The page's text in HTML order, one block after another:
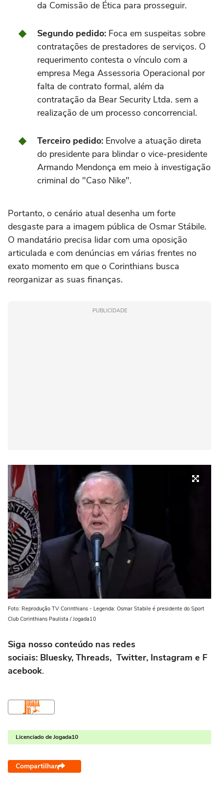
da Comissão de Ética para prosseguir.
Segundo pedido: Foca em suspeitas sobre
contratações de prestadores de serviços. O
requerimento contesta o vínculo com a
empresa Mega Assessoria Operacional por
falta de contrato formal, além da
contratação da Bear Security Ltda. sem a
realização de um processo concorrencial.
Terceiro pedido: Envolve a atuação direta
do presidente para blindar o vice-presidente
Armando Mendonça em meio à investigação
criminal do "Caso Nike".
Portanto, o cenário atual desenha um forte
desgaste para a imagem pública de Osmar Stábile.
O mandatário precisa lidar com uma oposição
articulada e com denúncias em várias frentes no
exato momento em que o Corinthians busca
reorganizar as suas finanças.
PUBLICIDADE
Foto: Reprodução TV Corinthians - Legenda: Osmar Stabile é presidente do Sport
Club Corinthians Paulista / Jogada10
Siga nosso conteúdo nas redes
sociais: Bluesky, Threads, Twitter, Instagram e F
acebook.
Licenciado de Jogada10
Compartilhar